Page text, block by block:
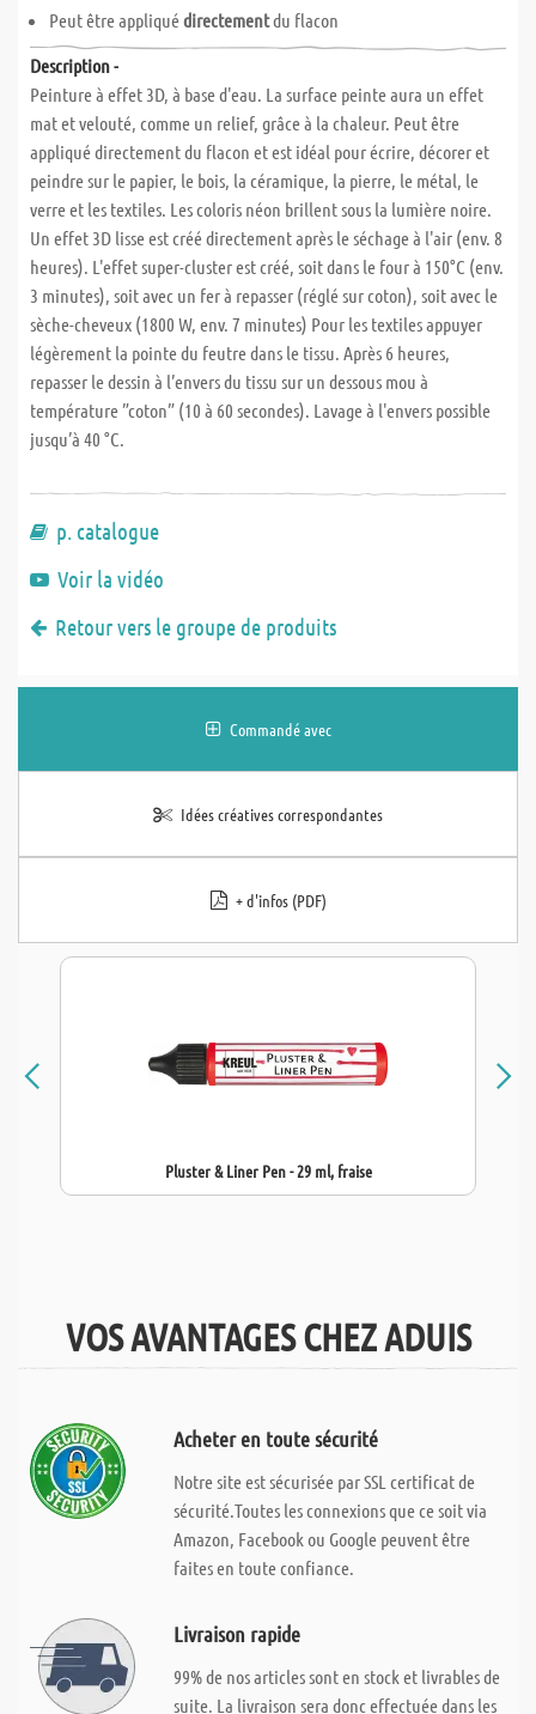
Peut être appliquédirectementdu flacon
Description -
Peinture à effet 3D, à base d'eau. La surface peinte aura un effet
mat et velouté, comme un relief, grâce à la chaleur. Peut être
appliqué directement du flacon et est idéal pour écrire, décorer et
peindre sur le papier, le bois, la céramique, la pierre, le métal, le
verre et les textiles. Les coloris néon brillent sous la lumière noire.
Un effet 3D lisse est créé directement après le séchage à l'air (env. 8
heures). L'effet super-cluster est créé, soit dans le four à 150°C (env.
3 minutes), soit avec un fer à repasser (réglé sur coton), soit avec le
sèche-cheveux (1800 W, env. 7 minutes) Pour les textiles appuyer
légèrement la pointe du feutre dans le tissu. Après 6 heures,
repasser le dessin à l’envers du tissu sur un dessous mou à
température ”coton” (10 à 60 secondes). Lavage à l'envers possible
jusqu’à 40 °C.
p. catalogue
Voir la vidéo
Retour vers le groupe de produits
Commandé avec
Idées créatives correspondantes
+ d'infos (PDF)
Pluster & Liner Pen - 29 ml, fraise
VOS AVANTAGES CHEZ ADUIS
Acheter en toute sécurité
Notre site est sécurisée par SSL certificat de
sécurité.Toutes les connexions que ce soit via
Amazon, Facebook ou Google peuvent être
faites en toute confiance.
Livraison rapide
99% de nos articles sont en stock et livrables de
suite. La livraison sera donc effectuée dans les